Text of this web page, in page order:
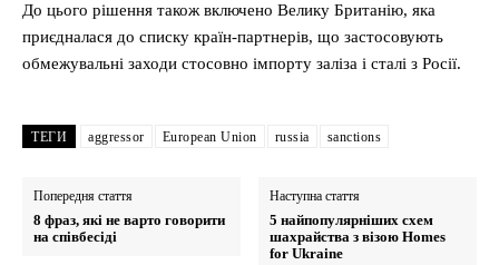
До цього рішення також включено Велику Британію, яка
приєдналася до списку країн-партнерів, що застосовують
обмежувальні заходи стосовно імпорту заліза і сталі з Росії.
ТЕГИ aggressor European Union russia sanctions
Попередня стаття
8 фраз, які не варто говорити
на співбесіді
Наступна стаття
5 найпопулярніших схем
шахрайства з візою Homes
for Ukraine